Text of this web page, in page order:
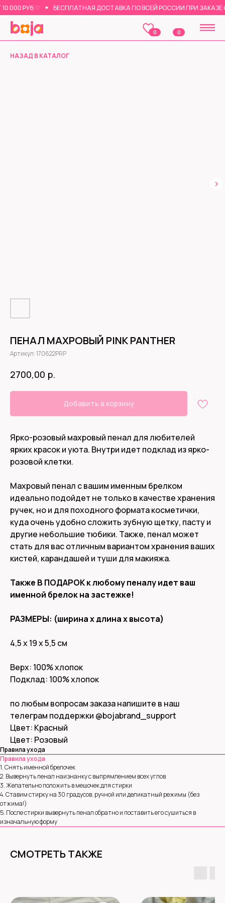
000 РУБ ♡ БЕСПЛАТНАЯ ДОСТАВКА ПО ВСЕЙ РОССИИ ПРИ ЗАКАЗЕ ОТ
0 0
НАЗАД В КАТАЛОГ
ПЕНАЛ МАХРОВЫЙ PINK PANTHER
Артикул:170622PRP
2700,00 р.
Добавить в корзину
Ярко-розовый махровый пенал для любителей
ярких красок и уюта. Внутри идет подклад из ярко-
розовой клетки.
Махровый пенал с вашим именным брелком
идеально подойдет не только в качестве хранения
ручек, но и для походного формата косметички,
куда очень удобно сложить зубную щетку, пасту и
другие небольшие тюбики. Также, пенал может
стать для вас отличным вариантом хранения ваших
кистей, карандашей и туши для макияжа.
Также В ПОДАРОК к любому пеналу идет ваш
именной брелок на застежке!
РАЗМЕРЫ: (ширина x длина х высота)
4,5 х 19 х 5,5 см
Верх: 100% хлопок
Подклад: 100% хлопок
по любым вопросам заказа напишите в наш
телеграм поддержки @bojabrand_support
Цвет: Красный
Цвет: Розовый
Правила ухода
Правила ухода
1. Снять именной брелочек
2. Вывернуть пенал наизнанку с выпрямлением всех углов
3. Желательно положить в мешочек для стирки
4. Ставим стирку на 30 градусов, ручной или деликатный режимы (без
отжима!)
5. После стирки вывернуть пенал обратно и поставить его сушиться в
изначальную форму
СМОТРЕТЬ ТАКЖЕ